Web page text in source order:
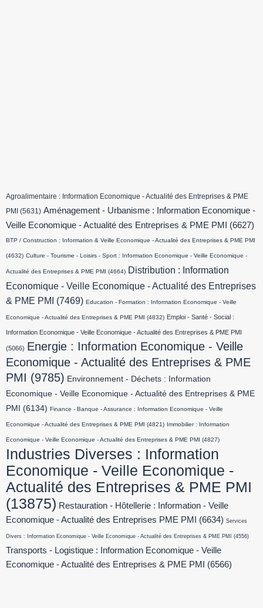
Agroalimentaire : Information Economique - Actualité des Entreprises & PME
PMI (5631) Aménagement - Urbanisme : Information Economique -
Veille Economique - Actualité des Entreprises & PME PMI
(6627)
BTP / Construction : Information & Veille Economique - Actualité des Entreprises & PME PMI
(4632) Culture - Tourisme - Loisirs - Sport : Information Economique - Veille Economique -
Actualité des Entreprises & PME PMI (4664) Distribution : Information
Economique - Veille Economique - Actualité des Entreprises
& PME PMI
(7469) Education - Formation : Information Economique - Veille
Economique - Actualité des Entreprises & PME PMI (4832) Emploi - Santé - Social :
Information Economique - Veille Economique - Actualité des Entreprises & PME PMI
(5066) Energie : Information Economique - Veille
Economique - Actualité des Entreprises & PME
PMI (9785) Environnement - Déchets : Information
Economique - Veille Economique - Actualité des Entreprises & PME
PMI
(6134) Finance - Banque - Assurance : Information Economique - Veille
Economique - Actualité des Entreprises & PME PMI (4821) Immobilier : Information
Economique - Veille Economique - Actualité des Entreprises & PME PMI (4827)
Industries Diverses : Information
Economique - Veille Economique -
Actualité des Entreprises & PME PMI
(13875) Restauration - Hôtellerie : Information - Veille
Economique - Actualité des Entreprises PME PMI
(6634) Services
Divers : Information Economique - Veille Economique - Actualité des Entreprises & PME PMI (4556)
Transports - Logistique : Information Economique - Veille
Economique - Actualité des Entreprises & PME PMI
(6566)